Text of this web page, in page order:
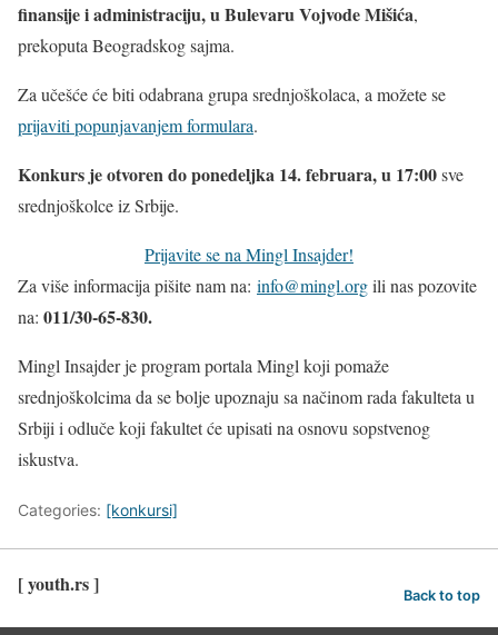
finansije i administraciju, u Bulevaru Vojvode Mišića,
prekoputa Beogradskog sajma.
Za učešće će biti odabrana grupa srednjoškolaca, a možete se
prijaviti popunjavanjem formulara.
Konkurs je otvoren do ponedeljka 14. februara, u 17:00sve
srednjoškolce iz Srbije.
Prijavite se na Mingl Insajder!
Za više informacija pišite nam na: info@mingl.orgili nas pozovite
na: 011/30-65-830.
Mingl Insajder je program portala Mingl koji pomaže
srednjoškolcima da se bolje upoznaju sa načinom rada fakulteta u
Srbiji i odluče koji fakultet će upisati na osnovu sopstvenog
iskustva.
Categories: [konkursi]
[ youth.rs ] Back to top